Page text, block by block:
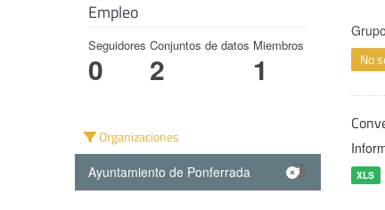
Empleo
Seguidores
0
Conjuntos de datos
2
Miembros
1
Organizaciones
Ayuntamiento de Ponferrada 1
No
XLS